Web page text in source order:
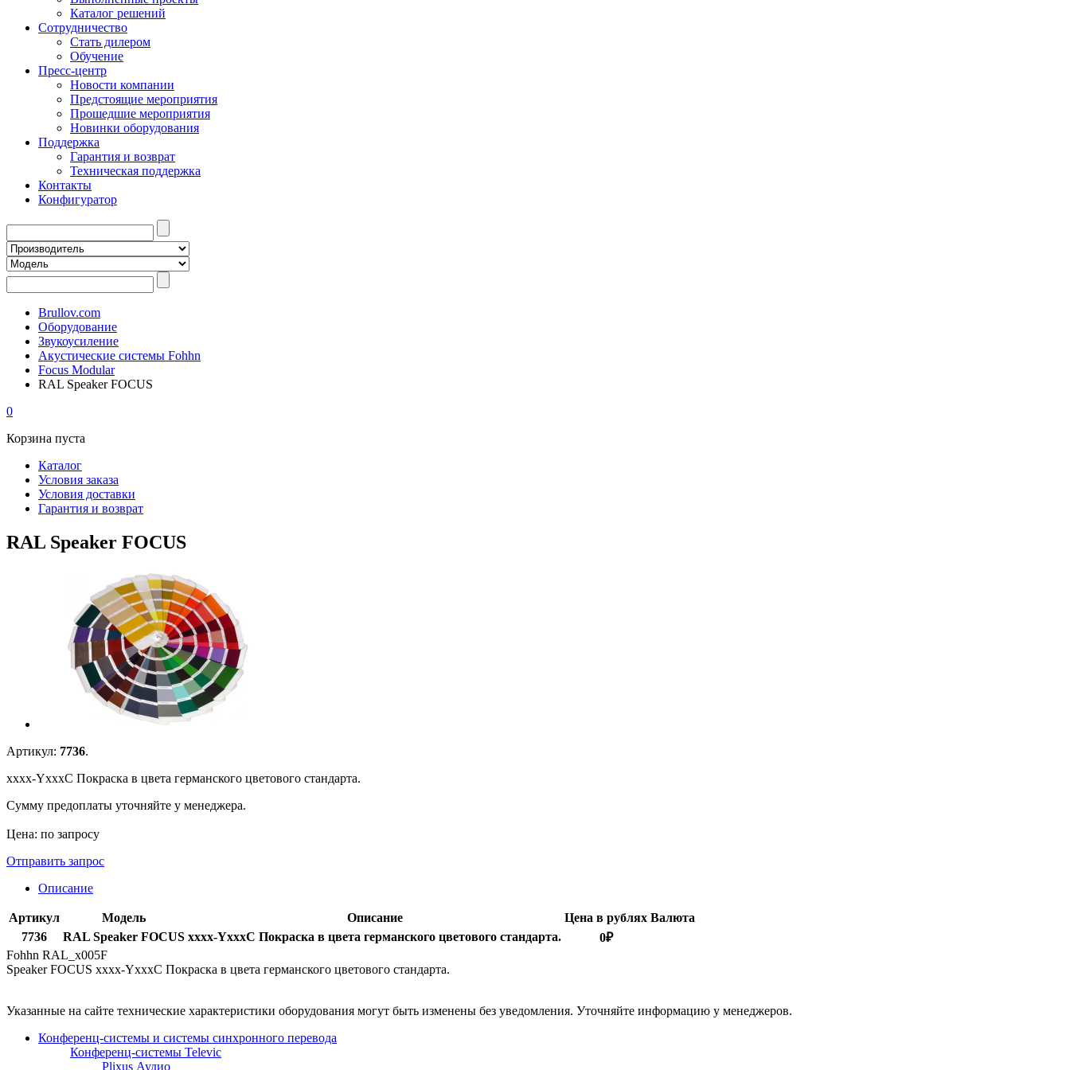
Каталог решений
Сотрудничество
Стать дилером
Обучение
Пресс-центр
Новости компании
Предстоящие мероприятия
Прошедшие мероприятия
Новинки оборудования
Поддержка
Гарантия и возврат
Техническая поддержка
Контакты
Конфигуратор
Brullov.com
Оборудование
Звукоусиление
Акустические системы Fohhn
Focus Modular
RAL Speaker FOCUS
0
Корзина пуста
Каталог
Условия заказа
Условия доставки
Гарантия и возврат
RAL Speaker FOCUS
Артикул: 7736.
xxxx-YxxxC Покраска в цвета германского цветового стандарта.
Сумму предоплаты уточняйте у менеджера.
Цена: по запросу
Отправить запрос
Описание
Артикул Модель Описание Цена в рублях Валюта
7736
RAL Speaker FOCUS xxxx-YxxxC Покраска в цвета германского цветового стандарта. 0₽
Fohhn RAL_x005F
Speaker FOCUS xxxx-YxxxC Покраска в цвета германского цветового стандарта.
Указанные на сайте технические характеристики оборудования могут быть изменены без уведомления. Уточняйте информацию у менеджеров.
Конференц-системы и системы синхронного перевода
Конференц-системы Televic
Plixus Аудио